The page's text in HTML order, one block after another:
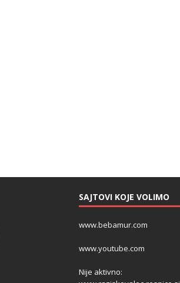
SAJTOVI KOJE VOLIMO
www.bebamur.com
www.youtube.com
Nije aktivno: